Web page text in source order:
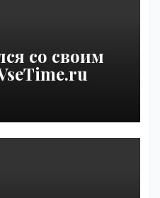
со своим